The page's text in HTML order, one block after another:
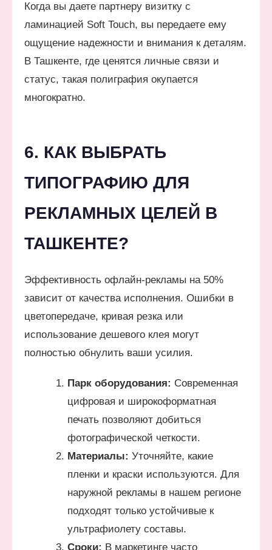
Когда вы даете партнеру визитку с
ламинацией Soft Touch, вы передаете ему
ощущение надежности и внимания к деталям.
В Ташкенте, где ценятся личные связи и
статус, такая полиграфия окупается
многократно.
6. КАК ВЫБРАТЬ
ТИПОГРАФИЮ ДЛЯ
РЕКЛАМНЫХ ЦЕЛЕЙ В
ТАШКЕНТЕ?
Эффективность офлайн-рекламы на 50%
зависит от качества исполнения. Ошибки в
цветопередаче, кривая резка или
использование дешевого клея могут
полностью обнулить ваши усилия.
Парк оборудования: Современная
цифровая и широкоформатная
печать позволяют добиться
фотографической четкости.
Материалы: Уточняйте, какие
пленки и краски используются. Для
наружной рекламы в нашем регионе
подходят только устойчивые к
ультрафиолету составы.
Сроки: В маркетинге часто